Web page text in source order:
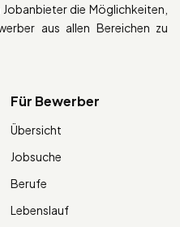
die Möglichkeiten,
aus allen Bereichen zu
Für Bewerber
Übersicht
Jobsuche
Berufe
Lebenslauf